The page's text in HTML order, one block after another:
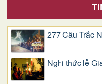
277 Câu Trắc
Nghi thức lễ